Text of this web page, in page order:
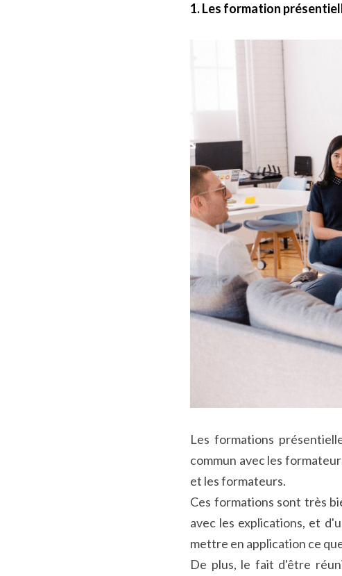
1. Les formation
Les formations
commun avec les
et les formateurs.
Ces formations sont très
avec les explications, et
mettre en application ce
De plus, le fait d'être